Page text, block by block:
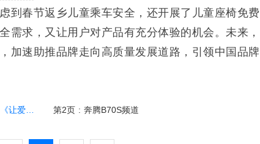
到春节返乡儿童乘车安全，还开展了儿童座椅免费
需求，又让用户对产品有充分体验的机会。未来，
加速助推品牌走向高质量发展道路，引领中国品牌
中国年》 第2页 : 奔腾B70S频道